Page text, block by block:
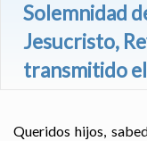
Solemnidad
Jesucristo,
transmitido
Queridos hijos,